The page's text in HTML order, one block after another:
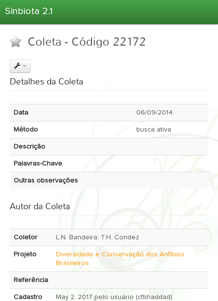
Sinbiota 2.1
Informações Ambientais
Coletas
Atlas 2.1
Estatísticas
Sobre o Sinbiota
Login
Coleta - Código 22172
Detalhes da Coleta
Data 06/09/2014
Método busca ativa
Descrição
Palavras-Chave
Outras observações
Autor da Coleta
Coletor L.N. Bandeira; T.H. Condez
Projeto
Diversidade e Conservação dos Anfíbios
Brasileiros
Referência
Cadastro May 2, 2017 pelo usuário (cfbhaddad)